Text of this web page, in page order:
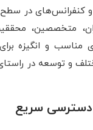
و کنفرانس‌های در
متخصصین،
مناسب و انگیزه
و توسعه در
دسترسی سریع